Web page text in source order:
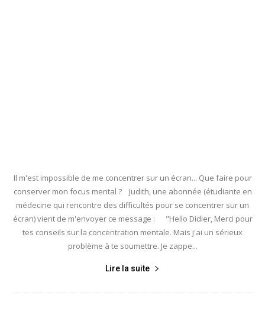
Il m'est impossible de me concentrer sur un écran... Que faire pour
conserver mon focus mental ? Judith, une abonnée (étudiante en
médecine qui rencontre des difficultés pour se concentrer sur un
écran) vient de m'envoyer ce message : "Hello Didier, Merci pour
tes conseils sur la concentration mentale. Mais j'ai un sérieux
problème à te soumettre. Je zappe...
Lire la suite